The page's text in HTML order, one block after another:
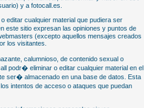
y a fotocall.es.
editar cualquier material que pudiera ser
este sitio expresan las opiniones y puntos de
(excepto aquellos mensajes creados
los visitantes.
calumnioso, de contenido sexual o
podr� eliminar o editar cualquier material en el
ser� almacenado en una base de datos. Esta
intentos de acceso o ataques que puedan